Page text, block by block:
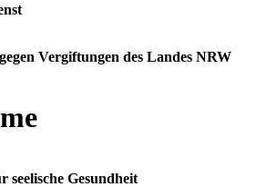
Vergiftungen des Landes NRW
Gesundheit